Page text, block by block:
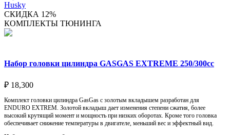
Husky
СКИДКА 12%
КОМПЛЕКТЫ ТЮНИНГА
Набор головки цилиндра GASGAS EXTREME 250/300cc
₽ 18,300
Комплект головки цилиндра GasGas с золотым вкладышем разработан для
ENDURO EXTREM. Золотой вкладыш дает изменения степени сжатия, более
высокий крутящий момент и мощность при низких оборотах. Кроме того головка
обеспечивает снижение температуры в двигателе, меньший вес и эффектный вид.